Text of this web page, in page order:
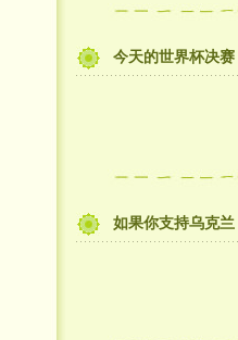
今天的世界杯决
如果你支持乌克